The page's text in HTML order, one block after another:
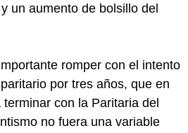
un aumento de bolsillo del
romper con el intento
por tres años, que en
con la Paritaria del
no fuera una variable